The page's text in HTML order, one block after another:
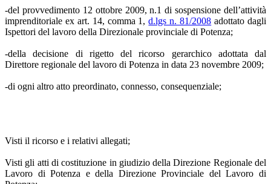
-del provvedimento 12 ottobre 2009, n.1 di sospensione dell’attività
imprenditoriale ex art. 14, comma 1,d.lgs n. 81/2008 adottato dagli
Ispettori del lavoro della Direzionale provinciale di Potenza;
-della decisione di rigetto del ricorso gerarchico adottata dal
Direttore regionale del lavoro di Potenza in data 23 novembre 2009;
-di ogni altro atto preordinato, connesso, consequenziale;
Visti il ricorso e i relativi allegati;
Visti gli atti di costituzione in giudizio della Direzione Regionale del
Lavoro di Potenza e della Direzione Provinciale del Lavoro di